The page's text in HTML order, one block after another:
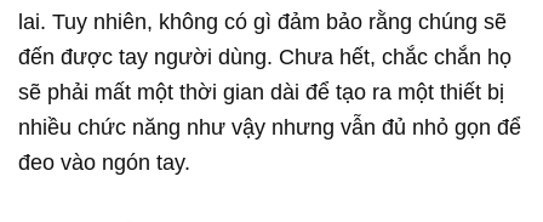
lai. Tuy nhiên, không có gì đảm bảo rằng chúng sẽ
đến được tay người dùng. Chưa hết, chắc chắn họ
sẽ phải mất một thời gian dài để tạo ra một thiết bị
nhiều chức năng như vậy nhưng vẫn đủ nhỏ gọn để
đeo vào ngón tay.